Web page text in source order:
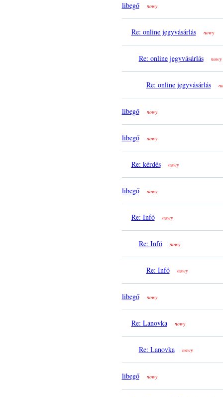
libegő nowy
Re: online jegyvásárlás nowy
Re: online jegyvásárlás nowy
Re: online jegyvásárlás
libegő nowy
libegő nowy
Re: kérdés nowy
libegő nowy
Re: Infó nowy
Re: Infó nowy
Re: Infó nowy
libegő nowy
Re: Lanovka nowy
Re: Lanovka nowy
libegő nowy